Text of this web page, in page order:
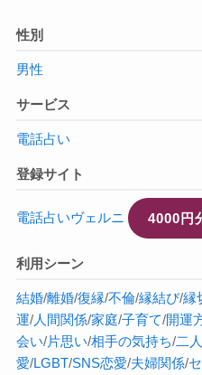
性別
男性
サービス
電話占い
登録サイト
電話占いヴェルニ 4000円
利用シーン
結婚/離婚/復縁/不倫/縁結び/縁
運/人間関係/家庭/子育て/開運
会い/片思い/相手の気持ち/二
愛/LGBT/SNS恋愛/夫婦関係/